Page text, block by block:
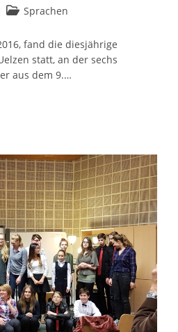
Beitrags-
Sprachen
fand die diesjährige
statt, an der sechs
aus dem 9.…